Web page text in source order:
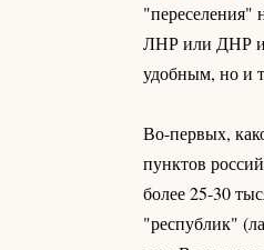
"переселения"
ЛНР или ДНР и
удобным, но и
Во-первых,
пунктов
более 25-30
"республик"